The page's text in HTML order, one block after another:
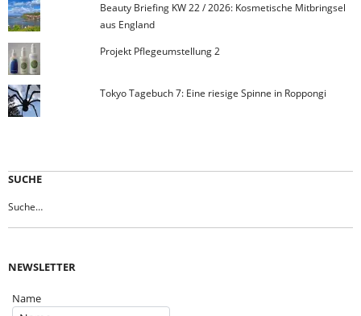
Beauty Briefing KW 22 / 2026: Kosmetische Mitbringsel
aus England
Projekt Pflegeumstellung 2
Tokyo Tagebuch 7: Eine riesige Spinne in Roppongi
SUCHE
NEWSLETTER
Name